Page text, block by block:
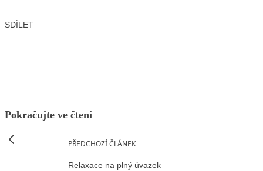
SDÍLET
Pokračujte ve čtení
PŘEDCHOZÍ ČLÁNEK
Relaxace na plný úvazek